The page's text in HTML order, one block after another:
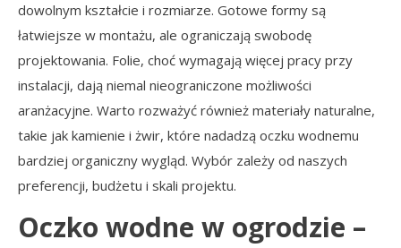
dowolnym kształcie i rozmiarze. Gotowe formy są
łatwiejsze w montażu, ale ograniczają swobodę
projektowania. Folie, choć wymagają więcej pracy przy
instalacji, dają niemal nieograniczone możliwości
aranżacyjne. Warto rozważyć również materiały naturalne,
takie jak kamienie i żwir, które nadadzą oczku wodnemu
bardziej organiczny wygląd. Wybór zależy od naszych
preferencji, budżetu i skali projektu.
Oczko wodne w ogrodzie –